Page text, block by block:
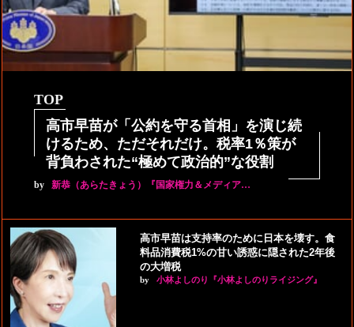
TOP
高市早苗が「公約を守る首相」を演じ続
けるため、ただそれだけ。税率1％策が
背負わされた“極めて政治的”な役割
by 新恭（あらたきょう）『国家権力＆メディア…
高市早苗は支持率のために日本を壊す。食
料品消費税1%の甘い誘惑に隠された2年後
の大増税
by 小林よしのり『小林よしのりライジング』